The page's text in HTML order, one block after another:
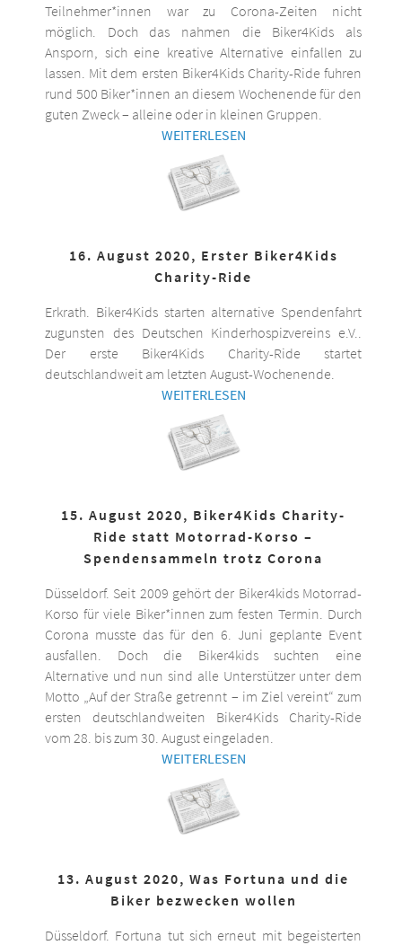
Teilnehmer*innen war zu Corona-Zeiten nicht
möglich. Doch das nahmen die Biker4Kids als
Ansporn, sich eine kreative Alternative einfallen zu
lassen. Mit dem ersten Biker4Kids Charity-Ride fuhren
rund 500 Biker*innen an diesem Wochenende für den
guten Zweck – alleine oder in kleinen Gruppen.
WEITERLESEN
16. August 2020, Erster Biker4Kids
Charity-Ride
Erkrath. Biker4Kids starten alternative Spendenfahrt
zugunsten des Deutschen Kinderhospizvereins e.V..
Der erste Biker4Kids Charity-Ride startet
deutschlandweit am letzten August-Wochenende.
WEITERLESEN
15. August 2020, Biker4Kids Charity-
Ride statt Motorrad-Korso –
Spendensammeln trotz Corona
Düsseldorf. Seit 2009 gehört der Biker4kids Motorrad-
Korso für viele Biker*innen zum festen Termin. Durch
Corona musste das für den 6. Juni geplante Event
ausfallen. Doch die Biker4kids suchten eine
Alternative und nun sind alle Unterstützer unter dem
Motto „Auf der Straße getrennt – im Ziel vereint“ zum
ersten deutschlandweiten Biker4Kids Charity-Ride
vom 28. bis zum 30. August eingeladen.
WEITERLESEN
13. August 2020, Was Fortuna und die
Biker bezwecken wollen
Düsseldorf. Fortuna tut sich erneut mit begeisterten